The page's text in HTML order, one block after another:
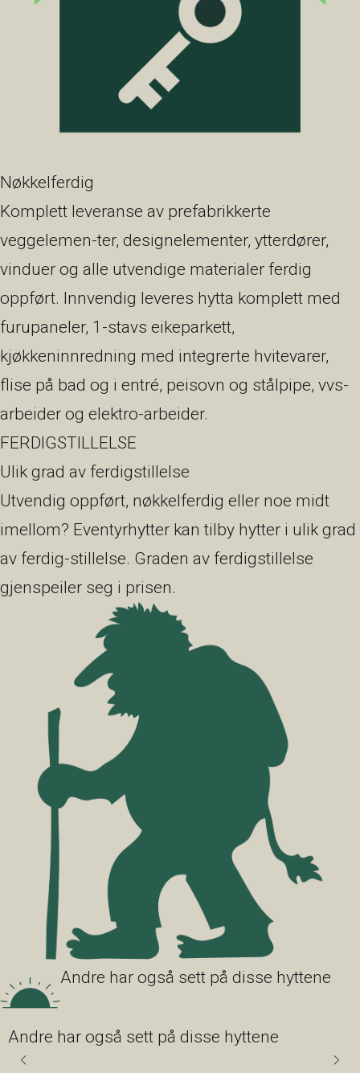
Nøkkelferdig
Komplett leveranse av prefabrikkerte
veggelemen-ter, designelementer, ytterdører,
vinduer og alle utvendige materialer ferdig
oppført. Innvendig leveres hytta komplett med
furupaneler, 1-stavs eikeparkett,
kjøkkeninnredning med integrerte hvitevarer,
flise på bad og i entré, peisovn og stålpipe, vvs-
arbeider og elektro-arbeider.
FERDIGSTILLELSE
Ulik grad av ferdigstillelse
Utvendig oppført, nøkkelferdig eller noe midt
imellom? Eventyrhytter kan tilby hytter i ulik grad
av ferdig-stillelse. Graden av ferdigstillelse
gjenspeiler seg i prisen.
Andre har også sett på disse hyttene
Andre har også sett på disse hyttene